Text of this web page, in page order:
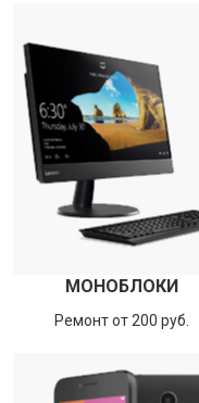
МОНОБЛОКИ
Ремонт от 200 руб.